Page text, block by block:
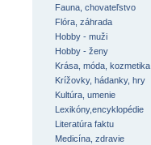
Fauna, chovateľstvo
Flóra, záhrada
Hobby - muži
Hobby - ženy
Krása, móda, kozmetika
Krížovky, hádanky, hry
Kultúra, umenie
Lexikóny,encyklopédie
Literatúra faktu
Medicína, zdravie